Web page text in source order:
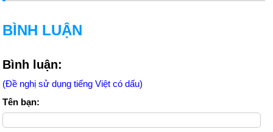
BÌNH LUẬN
Bình luận:
(Đề nghị sử dụng tiếng Việt có dấu)
Tên bạn: